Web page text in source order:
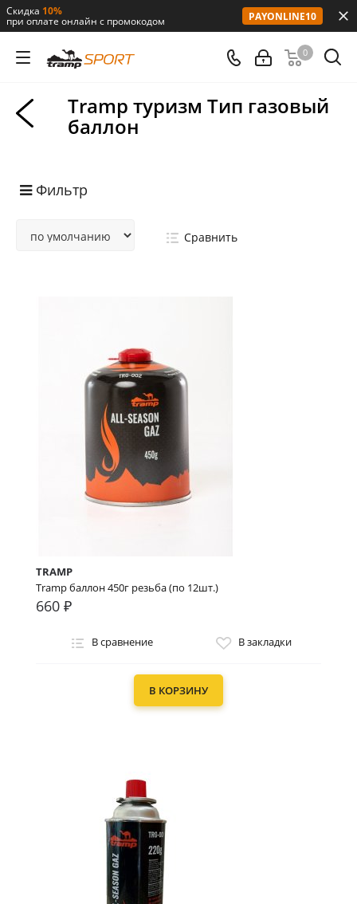
Скидка 10%
при оплате онлайн с промокодом PAYONLINE10
0
Tramp туризм Тип газовый
баллон
Фильтр
Сравнить
TRAMP
Tramp баллон 450г резьба (по 12шт.)
660 ₽
В сравнение В закладки
В КОРЗИНУ